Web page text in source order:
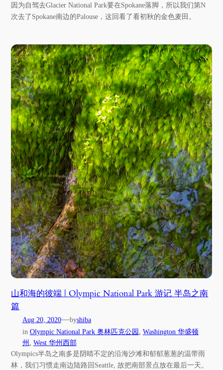
因为自驾去Glacier National Park要在Spokane落脚，所以我们第N
次去了Spokane南边的Palouse，这回看了看初秋的金色麦田。
山和海的彼端 | Olympic National Park 游记 半岛之南
篇
Aug 20, 2020—byshiba
in Olympic National Park 奥林匹克公园
Washington 华盛顿
州
West 华州西部
Olympics半岛之南多是阴晴不定的沿海沙滩和郁郁葱葱的温带雨
林，我们习惯走南边陆路回Seattle, 故把南部景点放在最后一天。